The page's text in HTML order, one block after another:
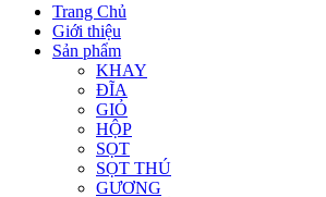
Trang Chủ
Giới thiệu
Sản phẩm
KHAY
ĐĨA
GIỎ
HỘP
SỌT
SỌT THÚ
GƯƠNG